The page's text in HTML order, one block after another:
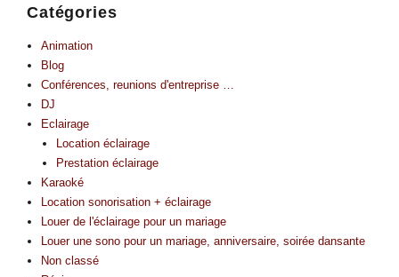
Catégories
Animation
Blog
Conférences, reunions d'entreprise …
DJ
Eclairage
Location éclairage
Prestation éclairage
Karaoké
Location sonorisation + éclairage
Louer de l'éclairage pour un mariage
Louer une sono pour un mariage, anniversaire, soirée dansante
Non classé